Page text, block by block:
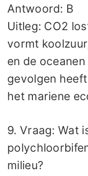
Antwoord: B
Uitleg: CO2
vormt
en de
gevolgen
het mariene
9. Vraag: Wat
milieu?